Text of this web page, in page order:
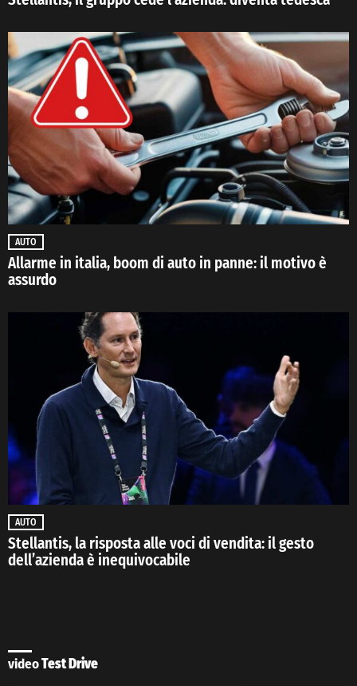
AUTO
Allarme in italia, boom di auto in panne: il motivo è
assurdo
AUTO
Stellantis, la risposta alle voci di vendita: il gesto
dell’azienda è inequivocabile
videoTest Drive